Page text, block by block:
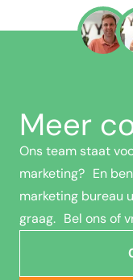
Meer
Ons team staat
marketing? En
marketing bureau
graag. Bel ons of